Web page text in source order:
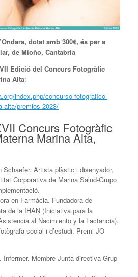
dotat amb 300€, és per a
de Mioño, Cantabria
Edició del Concurs Fotogràfic
Alta:
index.php/concurso-fotografico-
alta/premios-2023/
Concurs Fotogràfic
Marina Alta,
Schaefer. Artista plàstic i disenyador,
Corporativa de Marina Salud-Grupo
en Farmàcia. Fundadora de
de la IHAN (Iniciativa para la
al Nacimiento y la Lactancia).
social i d’estudi. Premi JO
Infermer. Membre Junta directiva Grup